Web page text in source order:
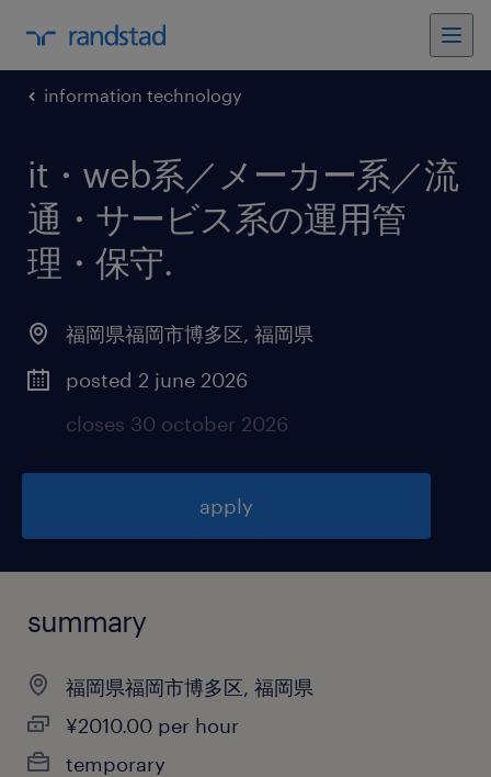
information technology
it・web系／メーカー系／流
通・サービス系の運用管
理・保守.
福岡県福岡市博多区, 福岡県
posted 2 june 2026
closes 30 october 2026
apply
summary
福岡県福岡市博多区, 福岡県
¥2010.00 per hour
temporary